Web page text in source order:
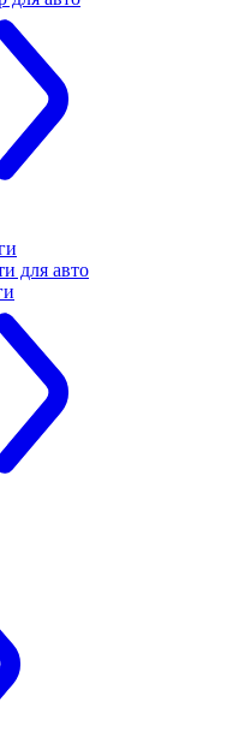
для авто